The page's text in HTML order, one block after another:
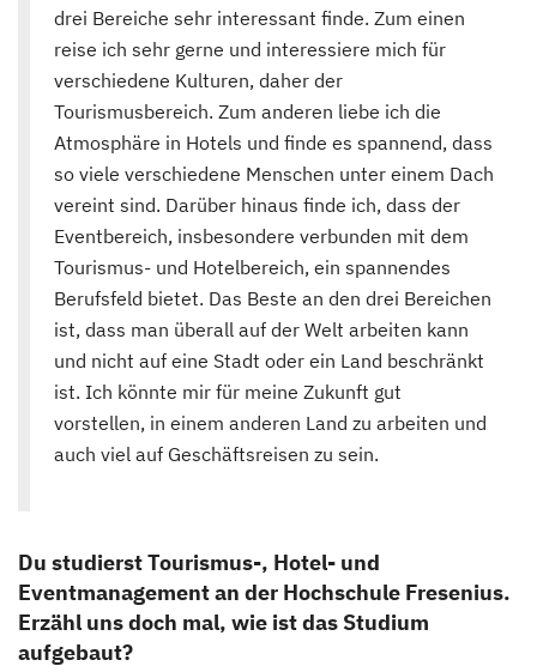
drei Bereiche sehr interessant finde. Zum einen
reise ich sehr gerne und interessiere mich für
verschiedene Kulturen, daher der
Tourismusbereich. Zum anderen liebe ich die
Atmosphäre in Hotels und finde es spannend, dass
so viele verschiedene Menschen unter einem Dach
vereint sind. Darüber hinaus finde ich, dass der
Eventbereich, insbesondere verbunden mit dem
Tourismus- und Hotelbereich, ein spannendes
Berufsfeld bietet. Das Beste an den drei Bereichen
ist, dass man überall auf der Welt arbeiten kann
und nicht auf eine Stadt oder ein Land beschränkt
ist. Ich könnte mir für meine Zukunft gut
vorstellen, in einem anderen Land zu arbeiten und
auch viel auf Geschäftsreisen zu sein.
Du studierst Tourismus-, Hotel- und
Eventmanagement an der Hochschule Fresenius.
Erzähl uns doch mal, wie ist das Studium
aufgebaut?